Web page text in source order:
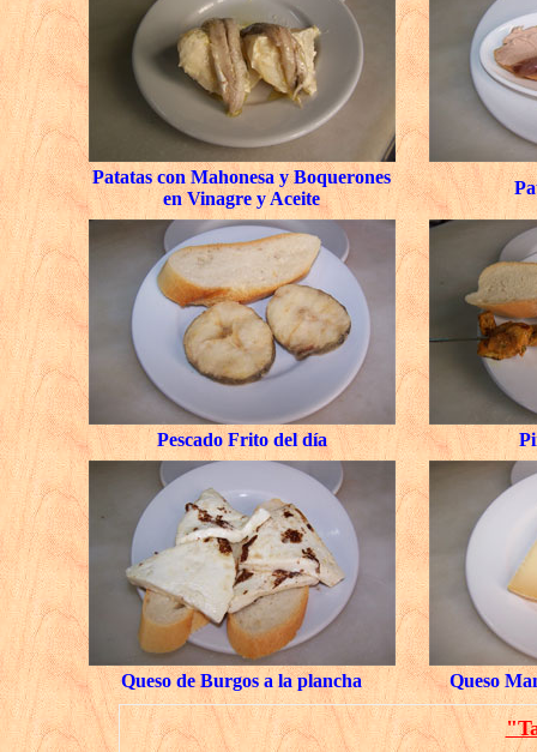
Patatas con Mahonesa y Boquerones
en Vinagre y Aceite
Pescado Frito del día
Queso de Burgos a la plancha Queso